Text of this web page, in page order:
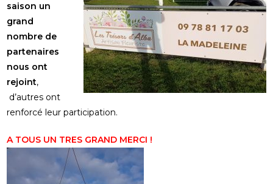
saison un
grand
nombre de
partenaires
nous ont
rejoint,
d’autres ont
renforcé leur participation.
A TOUS UN TRES GRAND MERCI !